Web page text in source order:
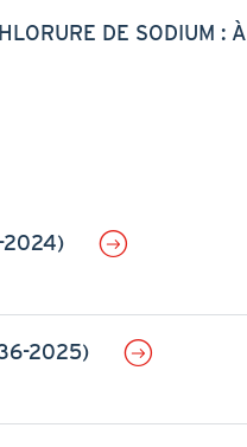
DE SODIUM : À
2024)
2025)